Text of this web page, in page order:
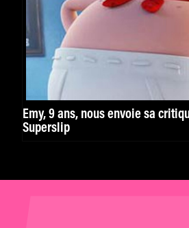
Emy, 9 ans, nous envoie sa
Superslip